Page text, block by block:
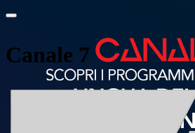
Canale 7